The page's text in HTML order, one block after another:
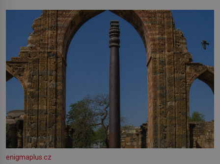
obyčejnou kulisu letního koupání. Stačí se však podívat
enigmaplus.cz